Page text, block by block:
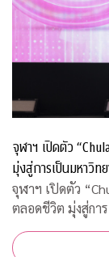
จุฬาฯ เปิดตัว
มุ่งสู่การเป็นมหาวิท
จุฬาฯ เปิดตัว
ตลอดชีวิต มุ่งสู่กา